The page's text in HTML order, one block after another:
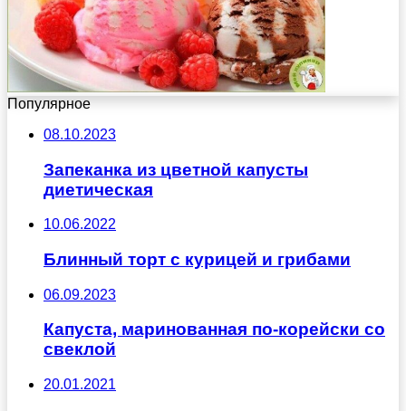
Популярное
08.10.2023
Запеканка из цветной капусты
диетическая
10.06.2022
Блинный торт с курицей и грибами
06.09.2023
Капуста, маринованная по-корейски со
свеклой
20.01.2021